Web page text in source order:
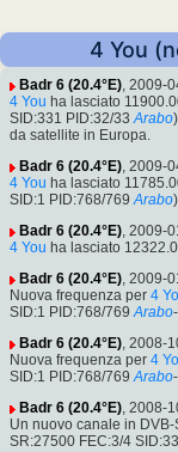
4 You
Badr 6 (20.4°E), 2009-
4 You ha lasciato
SID:331 PID:32/33 Arabo
da satellite in Europa.
Badr 6 (20.4°E), 2009-
4 You ha lasciato
SID:1 PID:768/769 Arabo)
Badr 6 (20.4°E), 2009-
4 You ha lasciato
Badr 6 (20.4°E), 2009-
Nuova frequenza per 4
SID:1 PID:768/769 Arabo
Badr 6 (20.4°E), 2008-
Nuova frequenza per 4
SID:1 PID:768/769 Arabo
Badr 6 (20.4°E), 2008-
Un nuovo canale in DVB-
SR:27500 FEC:3/4